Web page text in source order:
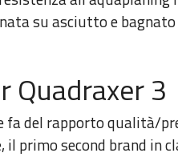
su asciutto e
Quadraxer 3
fa del rapporto qualità/
il primo second brand in